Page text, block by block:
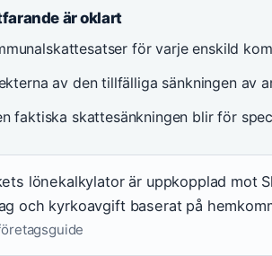
är oklart
för varje enskild
av den tillfälliga sänkningen av
faktiska skattesänkningen blir för
lönekalkylator är uppkopplad mot
och kyrkoavgift baserat på